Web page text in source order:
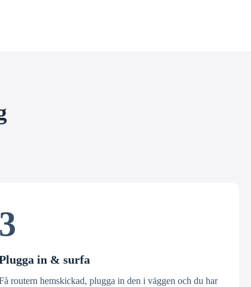
3
in & surfa
routern hemskickad, plugga in den i väggen och du har